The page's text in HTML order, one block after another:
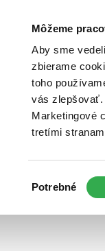
Môžeme
Aby sme
zbierame
toho
vás zlepšovať.
Marketingové
tretími
súhlasu
Potrebné
Martin Hollý